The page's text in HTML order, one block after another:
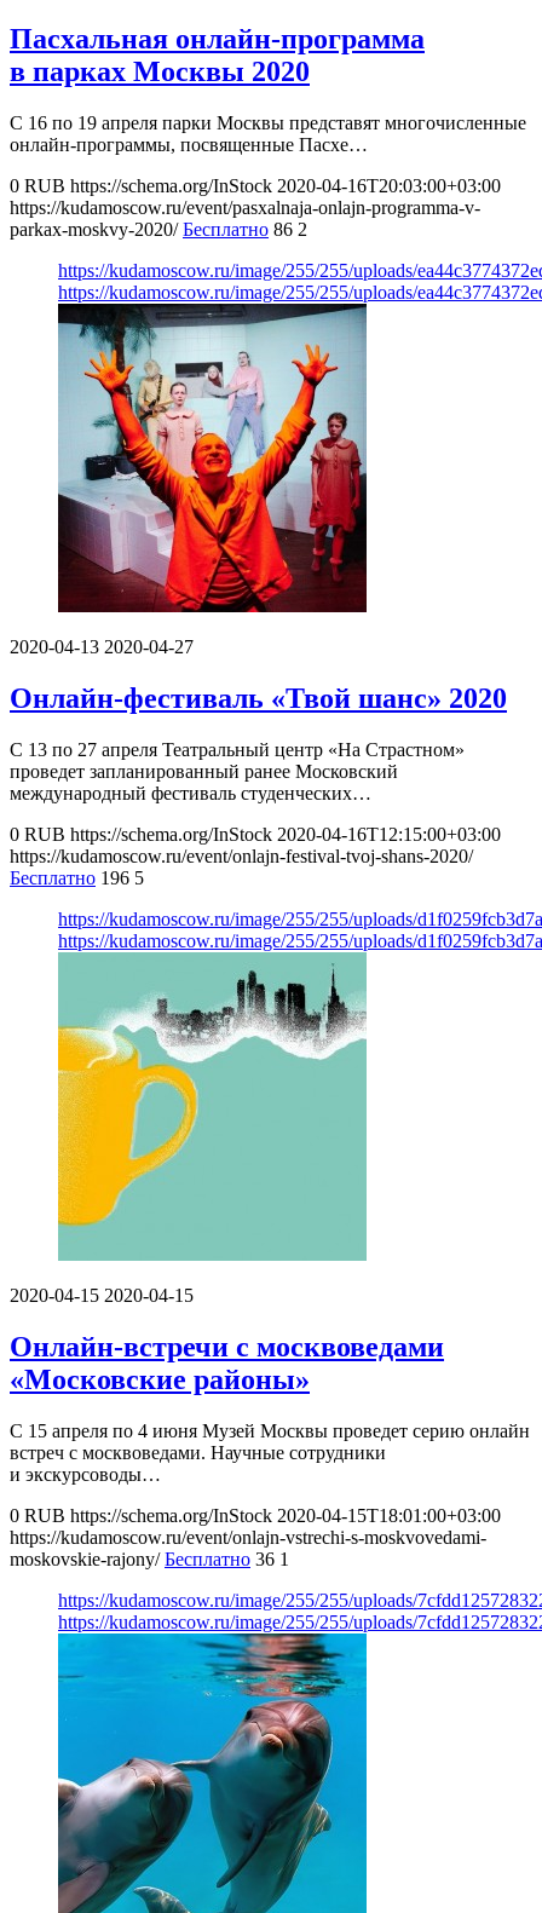
Пасхальная онлайн-программа
в парках Москвы 2020
С 16 по 19 апреля парки Москвы представят многочисленные
онлайн-программы, посвященные Пасхе…
0 RUB https://schema.org/InStock 2020-04-16T20:03:00+03:00
https://kudamoscow.ru/event/pasxalnaja-onlajn-programma-v-
parkax-moskvy-2020/ Бесплатно 86 2
https://kudamoscow.ru/image/255/255/uploads/
https://kudamoscow.ru/image/255/255/uploads/
2020-04-13 2020-04-27
Онлайн-фестиваль «Твой шанс» 2020
С 13 по 27 апреля Театральный центр «На Страстном»
проведет запланированный ранее Московский
международный фестиваль студенческих…
0 RUB https://schema.org/InStock 2020-04-16T12:15:00+03:00
https://kudamoscow.ru/event/onlajn-festival-tvoj-shans-2020/
Бесплатно 196 5
https://kudamoscow.ru/image/255/255/uploads/
https://kudamoscow.ru/image/255/255/uploads/
2020-04-15 2020-04-15
Онлайн-встречи с москвоведами
«Московские районы»
С 15 апреля по 4 июня Музей Москвы проведет серию онлайн
встреч с москвоведами. Научные сотрудники
и экскурсоводы…
0 RUB https://schema.org/InStock 2020-04-15T18:01:00+03:00
https://kudamoscow.ru/event/onlajn-vstrechi-s-moskvovedami-
moskovskie-rajony/ Бесплатно 36 1
https://kudamoscow.ru/image/255/255/uploads/
https://kudamoscow.ru/image/255/255/uploads/